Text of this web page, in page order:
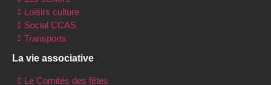
Loisirs culture
Social CCAS
Transports
La vie associative
Le Comités des fêtes